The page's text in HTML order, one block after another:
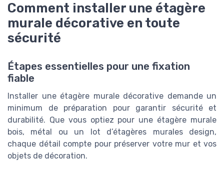
Comment installer une étagère
murale décorative en toute
sécurité
Étapes essentielles pour une fixation
fiable
Installer une étagère murale décorative demande un
minimum de préparation pour garantir sécurité et
durabilité. Que vous optiez pour une étagère murale
bois, métal ou un lot d’étagères murales design,
chaque détail compte pour préserver votre mur et vos
objets de décoration.